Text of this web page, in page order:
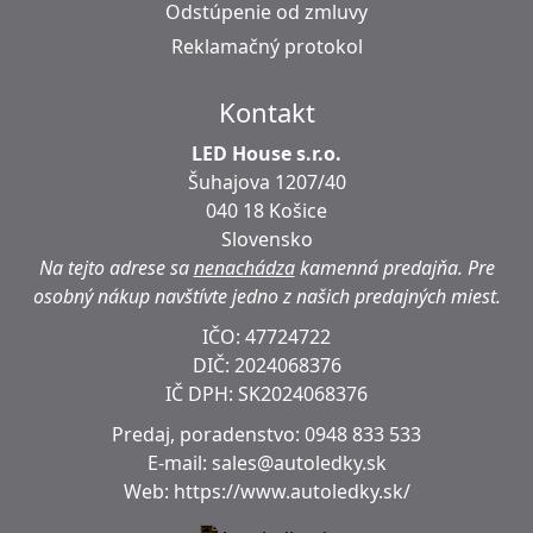
Odstúpenie od zmluvy
Reklamačný protokol
Kontakt
LED House s.r.o.
Šuhajova 1207/40
040 18 Košice
Slovensko
Na tejto adrese sanenachádzakamenná predajňa. Pre
osobný nákup navštívte jedno z našich predajných miest.
IČO: 47724722
DIČ: 2024068376
IČ DPH: SK2024068376
Predaj, poradenstvo: 0948 833 533
E-mail: sales@autoledky.sk
Web: https://www.autoledky.sk/